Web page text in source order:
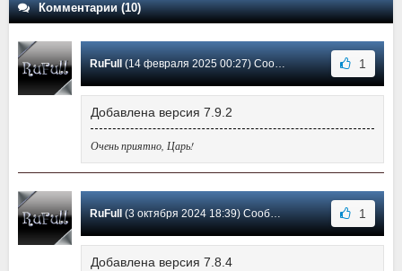
Комментарии (10)
RuFull (14 февраля 2025 00:27) Сообщение #10 1
Добавлена версия 7.9.2
Очень приятно, Царь!
RuFull (3 октября 2024 18:39) Сообщение #9 1
Добавлена версия 7.8.4